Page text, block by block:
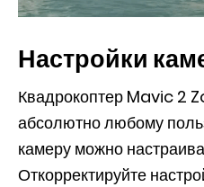
Настройки
Квадрокоптер Mavic 2
абсолютно любому
камеру можно
Откорректируйте